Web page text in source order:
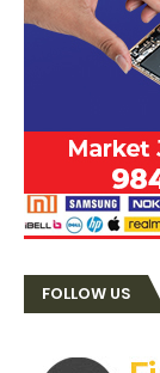
FOLLOW US